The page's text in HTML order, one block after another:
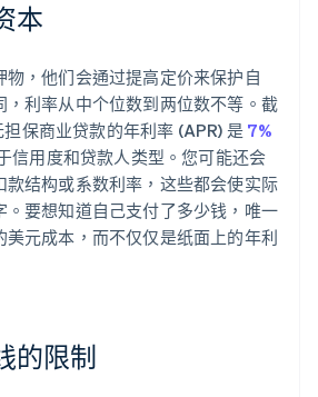
本
物，他们会通过提高定价来保护自
，利率从中个位数到两位数不等。截
保商业贷款的年利率 (APR) 是 7%
信用度和贷款人类型。您可能还会
款结构或系数利率，这些都会使实际
。要想知道自己支付了多少钱，唯一
美元成本，而不仅仅是纸面上的年利
的限制